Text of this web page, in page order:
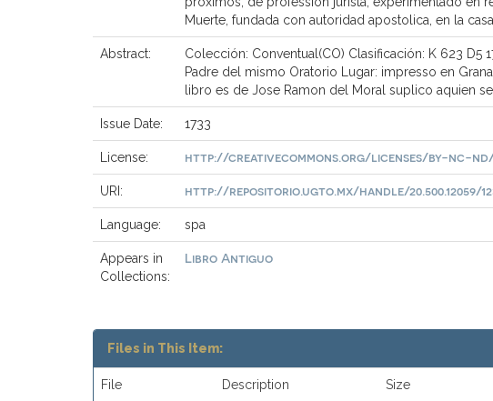
Muerte, fundada con autoridad apostolica, en la
Abstract:
Colección: Conventual(CO) Clasificación: K 623 D5
Padre del mismo Oratorio Lugar: impresso en
libro es de Jose Ramon del Moral suplico aquien
Issue Date: 1733
License: http://creativecommons.org/licenses/by-nc-nd/
URI: http://repositorio.ugto.mx/handle/20.500.12059/
Language: spa
Appears in
Collections:
Libro Antiguo
Files in This Item:
File Description Size